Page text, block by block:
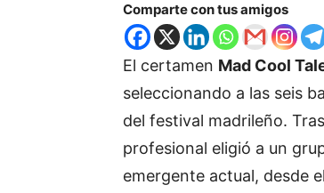
Comparte con tus amigos
El certamen Mad Cool
seleccionando a las seis
del festival madrileño.
profesional eligió a un
emergente actual, desde